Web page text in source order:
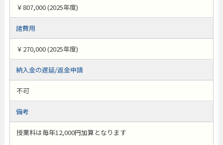
￥807,000 (2025年度)
諸費用
￥270,000 (2025年度)
納入金の遅延/返金申請
不可
備考
授業料は毎年12,000円加算となります